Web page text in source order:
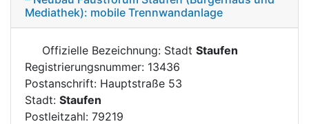
Mediathek): mobile Trennwandanlage
Offizielle Bezeichnung: Stadt Staufen
Registrierungsnummer: 13436
Postanschrift: Hauptstraße 53
Stadt: Staufen
Postleitzahl: 79219